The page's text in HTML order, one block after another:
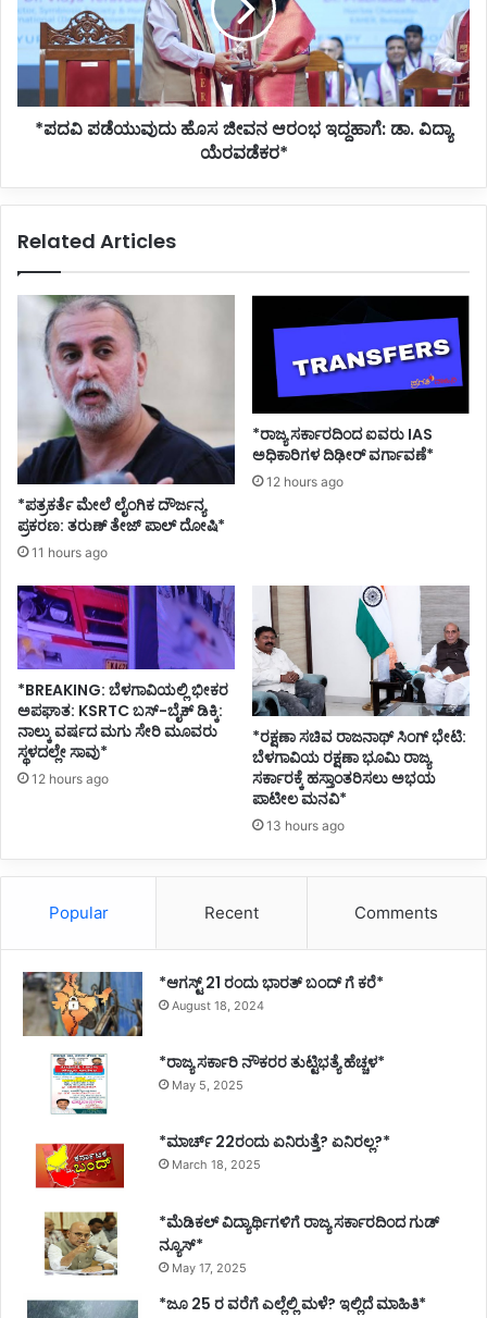
ಆರಂಭ
ಇದ್ದಹಾಗೆ:
ಯೆರವಡೆಕರ*
*ಪದವಿ ಪಡೆಯುವುದು ಹೊಸ ಜೀವನ ಆರಂಭ ಇದ್ದಹಾಗೆ: ಡಾ. ವಿದ್ಯಾ
ಯೆರವಡೆಕರ*
Related Articles
*ಪತ್ರಕರ್ತೆ ಮೇಲೆ ಲೈಂಗಿಕ ದೌರ್ಜನ್ಯ
ಪ್ರಕರಣ: ತರುಣ್ ತೇಜ್ ಪಾಲ್ ದೋಷಿ*
11 hours ago
*ರಾಜ್ಯ ಸರ್ಕಾರದಿಂದ ಐವರು IAS
ಅಧಿಕಾರಿಗಳ ದಿಢೀರ್ ವರ್ಗಾವಣೆ*
12 hours ago
*BREAKING: ಬೆಳಗಾವಿಯಲ್ಲಿ ಭೀಕರ
ಅಪಘಾತ: KSRTC ಬಸ್-ಬೈಕ್ ಡಿಕ್ಕಿ:
ನಾಲ್ಕು ವರ್ಷದ ಮಗು ಸೇರಿ ಮೂವರು
ಸ್ಥಳದಲ್ಲೇ ಸಾವು*
12 hours ago
*ರಕ್ಷಣಾ ಸಚಿವ ರಾಜನಾಥ್ ಸಿಂಗ್ ಭೇಟಿ:
ಬೆಳಗಾವಿಯ ರಕ್ಷಣಾ ಭೂಮಿ ರಾಜ್ಯ
ಸರ್ಕಾರಕ್ಕೆ ಹಸ್ತಾಂತರಿಸಲು ಅಭಯ
ಪಾಟೀಲ ಮನವಿ*
13 hours ago
Popular Recent Comments
*ಆಗಸ್ಟ್ 21 ರಂದು ಭಾರತ್‌ ಬಂದ್‌ ಗೆ ಕರೆ*
August 18, 2024
*ರಾಜ್ಯ ಸರ್ಕಾರಿ ನೌಕರರ ತುಟ್ಟಿಭತ್ಯೆ ಹೆಚ್ಚಳ*
May 5, 2025
*ಮಾರ್ಚ್ 22ರಂದು ಏನಿರುತ್ತೆ? ಏನಿರಲ್ಲ?*
March 18, 2025
*ಮೆಡಿಕಲ್ ವಿದ್ಯಾರ್ಥಿಗಳಿಗೆ ರಾಜ್ಯ ಸರ್ಕಾರದಿಂದ ಗುಡ್
ನ್ಯೂಸ್*
May 17, 2025
*ಜೂ 25 ರ ವರೆಗೆ ಎಲ್ಲೆಲ್ಲಿ ಮಳೆ? ಇಲ್ಲಿದೆ ಮಾಹಿತಿ*